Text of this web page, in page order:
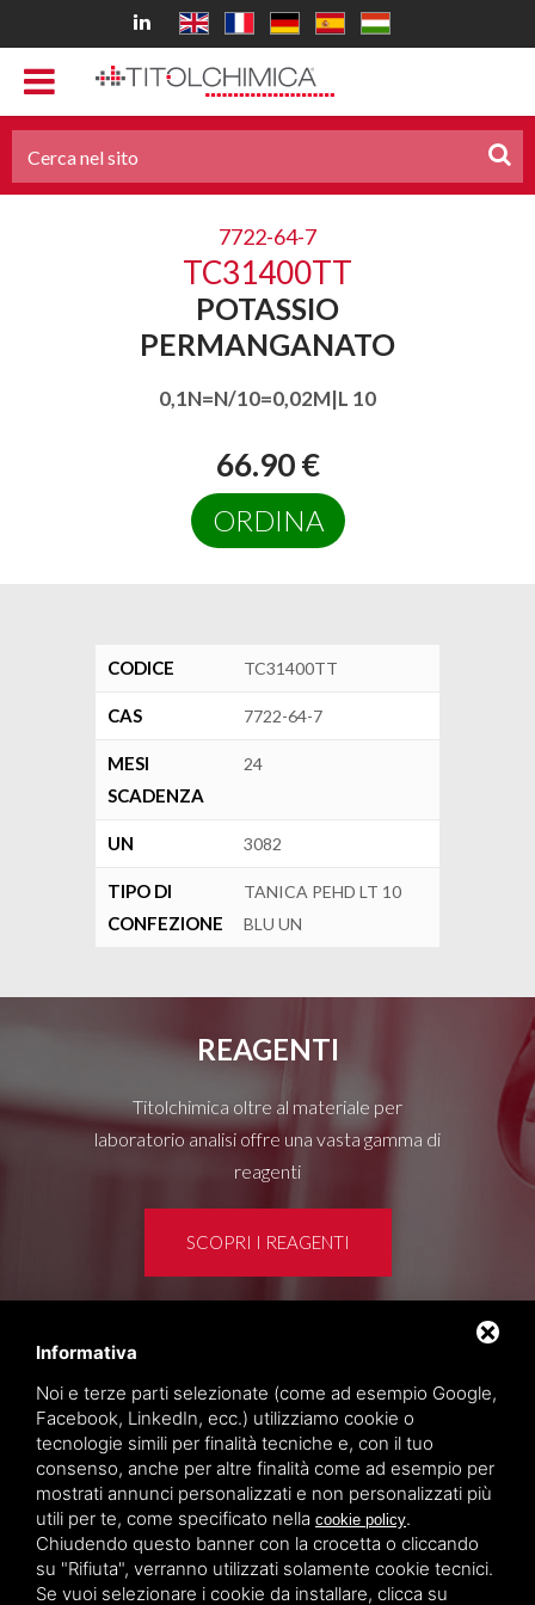
7722-64-7
TC31400TT
POTASSIO
PERMANGANATO
0,1N=N/10=0,02M|L 10
66.90 €
ORDINA
CODICE TC31400TT
CAS 7722-64-7
MESI
SCADENZA
24
UN 3082
TIPO DI
CONFEZIONE
TANICA PEHD LT 10
BLU UN
REAGENTI
Titolchimica oltre al materiale per
laboratorio analisi offre una vasta gamma di
reagenti
SCOPRI I REAGENTI
Area clienti
Privacy policy
Sitemap
TITOLCHIMICA SPA - VIA DELL'ARTIGIANATO, 2
(MACROAREA) 45030 VILLAMARZANA (RO) ITALY,
TEL +39 0425 492644. P.I. 00748970290
Informativa
Noi e terze parti selezionate (come ad esempio Google,
Facebook, LinkedIn, ecc.) utilizziamo cookie o
tecnologie simili per finalità tecniche e, con il tuo
consenso, anche per altre finalità come ad esempio per
mostrati annunci personalizzati e non personalizzati più
utili per te, come specificato nella cookie policy.
Chiudendo questo banner con la crocetta o cliccando
su "Rifiuta", verranno utilizzati solamente cookie tecnici.
Se vuoi selezionare i cookie da installare, clicca su